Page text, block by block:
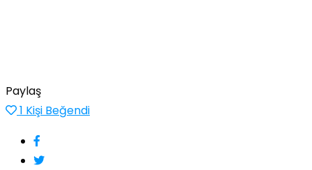
Paylaş
1 Kişi Beğendi